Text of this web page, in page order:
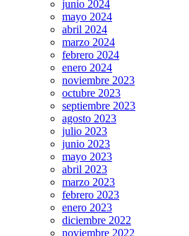
junio 2024
mayo 2024
abril 2024
marzo 2024
febrero 2024
enero 2024
noviembre 2023
octubre 2023
septiembre 2023
agosto 2023
julio 2023
junio 2023
mayo 2023
abril 2023
marzo 2023
febrero 2023
enero 2023
diciembre 2022
noviembre 2022